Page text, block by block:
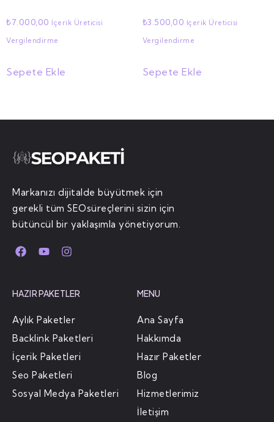
₺7.000,00 İçerik Üreticisi
Vergilendirme
Sepete Ekle
₺3.500,00 İçerik Üreticisi
Vergilendirme
Sepete Ekle
Markanızı dijitalde büyütmek için
gerekli tüm SEOsüreçlerini sizin için
bütüncül bir yaklaşımla yönetiyorum.
HAZIR PAKETLER
Aylık Paketler
Backlink Paketleri
İçerik Paketleri
Seo Paketleri
Sosyal Medya Paketleri
MENU
Ana Sayfa
Hakkımda
Hazır Paketler
Blog
Hizmetlerimiz
İletişim